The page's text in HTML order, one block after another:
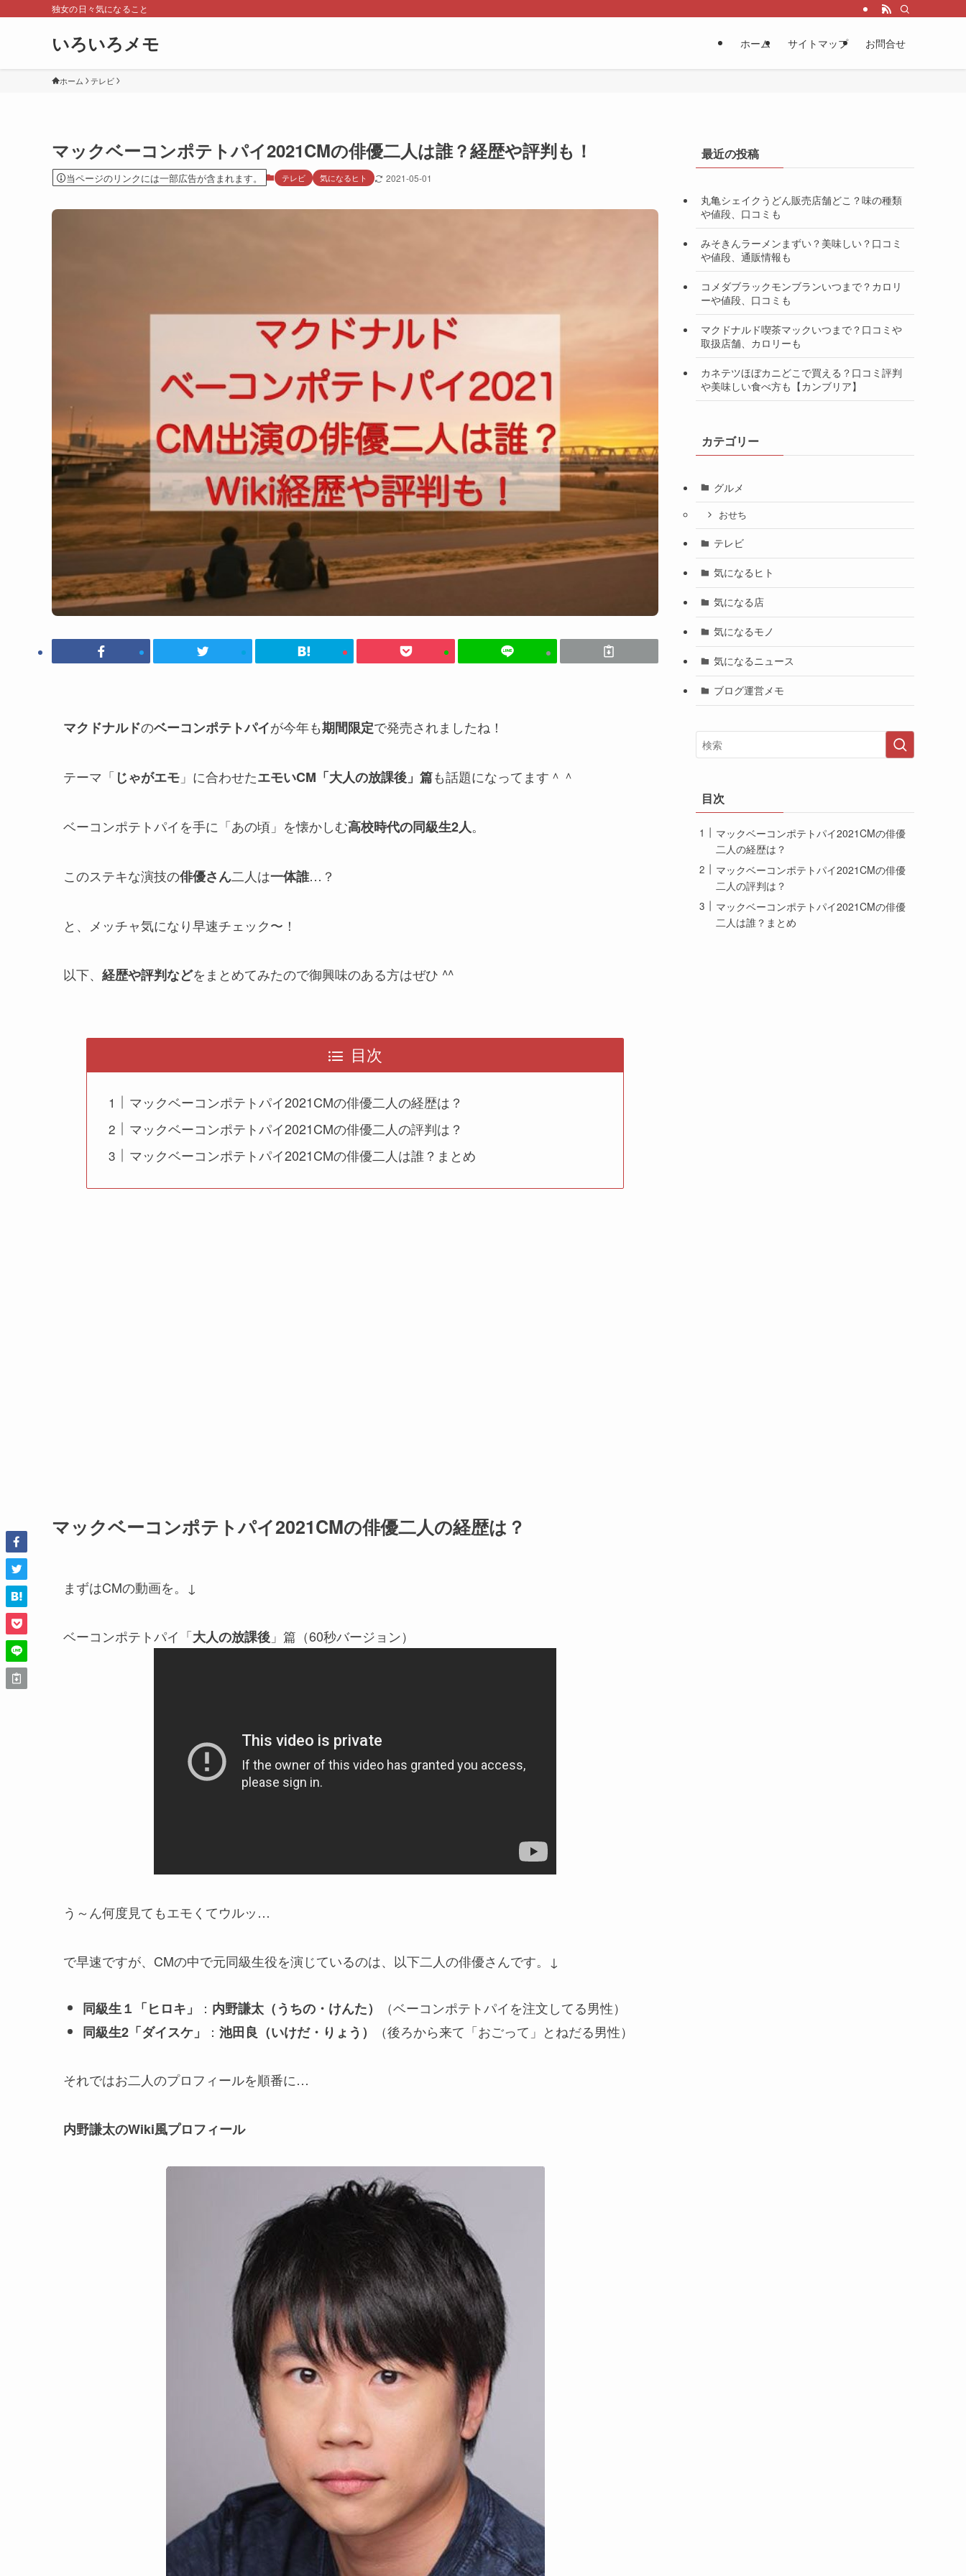
独女の日々気になること
いろいろメモ ホーム サイトマップ お問合せ
ホーム テレビ
マックベーコンポテトパイ2021CMの俳優二人は誰？経歴や評判も！
当ページのリンクには一部広告が含まれます。 テレビ 気になるヒト 2021-05-01
マクドナルドのベーコンポテトパイが今年も期間限定で発売されましたね！
テーマ「じゃがエモ 」に合わせたエモいCM「大人の放課後」篇も話題になってます＾＾
ベーコンポテトパイを手に「あの頃」を懐かしむ高校時代の同級生2人。
このステキな演技の俳優さん二人は一体誰…？
と、メッチャ気になり早速チェック〜！
以下、 経歴や評判などをまとめてみたので御興味のある方はぜひ ^^
目次
マックベーコンポテトパイ2021CMの俳優二人の経歴は？
マックベーコンポテトパイ2021CMの俳優二人の評判は？
マックベーコンポテトパイ2021CMの俳優二人は誰？まとめ
マックベーコンポテトパイ2021CMの俳優二人の経歴は？
まずはCMの動画を。↓
ベーコンポテトパイ「大人の放課後 」篇（60秒バージョン）
う～ん何度見てもエモくてウルッ…
で早速ですが、CMの中で元同級生役を演じているのは、以下二人の俳優さんです。↓
同級生１「ヒロキ」 ： 内野謙太 （うちの・けんた）
（ベーコンポテトパイを注文してる男性）
同級生2「ダイスケ」
： 池田良 （いけだ・りょう） （後ろから来て「おごって」とねだる男性）
それではお二人のプロフィールを順番に…
内野謙太のWiki風プロフィール
最近の投稿
丸亀シェイクうどん販売店舗どこ？味の種類
や値段、口コミも
みそきんラーメンまずい？美味しい？口コミ
や値段、通販情報も
コメダブラックモンブランいつまで？カロリ
ーや値段、口コミも
マクドナルド喫茶マックいつまで？口コミや
取扱店舗、カロリーも
カネテツほぼカニどこで買える？口コミ評判
や美味しい食べ方も【カンブリア】
カテゴリー
グルメ
おせち
テレビ
気になるヒト
気になる店
気になるモノ
気になるニュース
ブログ運営メモ
目次
マックベーコンポテトパイ2021CMの俳優
二人の経歴は？
マックベーコンポテトパイ2021CMの俳優
二人の評判は？
マックベーコンポテトパイ2021CMの俳優
二人は誰？まとめ